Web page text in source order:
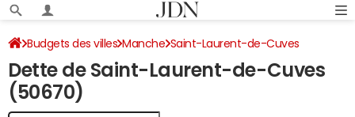
Budgets des villes Manche Saint-Laurent-de-Cuves
Dette au 31/12/2024
Dette de Saint-Laurent-de-Cuves
(50670)